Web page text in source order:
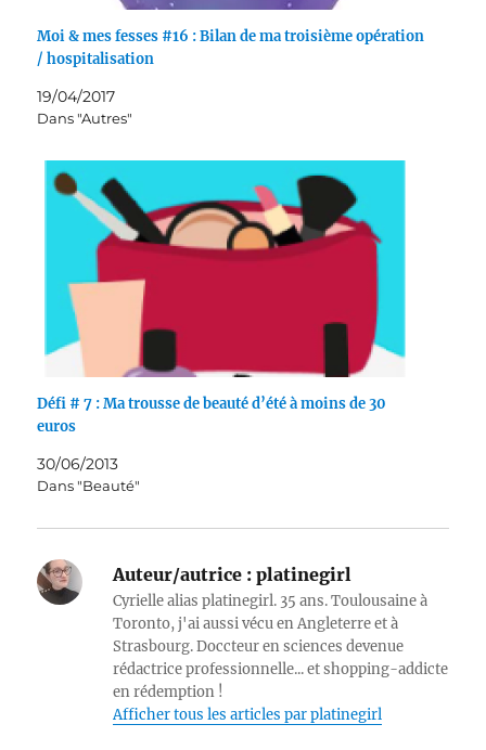
Moi & mes fesses #16 : Bilan de ma troisième opération
/ hospitalisation
19/04/2017
Dans "Autres"
Défi # 7 : Ma trousse de beauté d’été à moins de 30
euros
30/06/2013
Dans "Beauté"
Auteur/autrice : platinegirl
Cyrielle alias platinegirl. 35 ans. Toulousaine à
Toronto, j'ai aussi vécu en Angleterre et à
Strasbourg. Doccteur en sciences devenue
rédactrice professionnelle... et shopping-addicte
en rédemption !
Afficher tous les articles par platinegirl